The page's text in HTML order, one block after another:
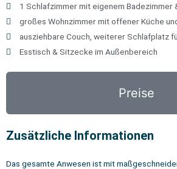
1 Schlafzimmer mit eigenem Badezimmer
großes Wohnzimmer mit offener Küche
ausziehbare Couch, weiterer Schlafplatz
Esstisch & Sitzecke im Außenbereich
Preise
Zusätzliche Informationen
Das gesamte Anwesen ist mit